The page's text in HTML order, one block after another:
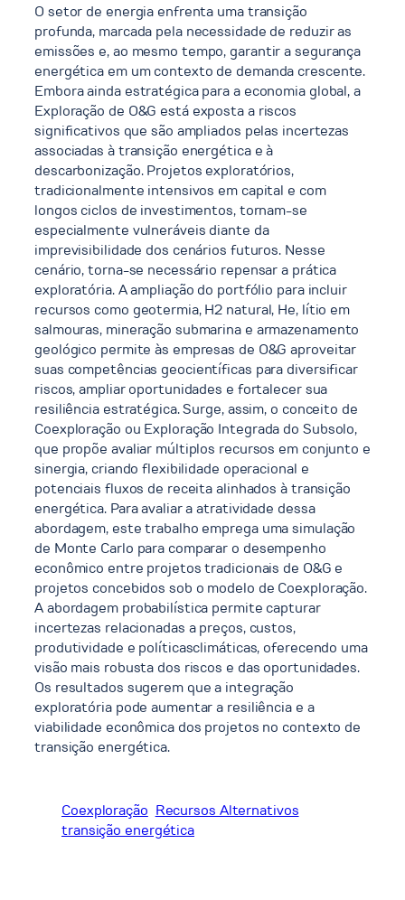
O setor de energia enfrenta uma transição
profunda, marcada pela necessidade de reduzir as
emissões e, ao mesmo tempo, garantir a segurança
energética em um contexto de demanda crescente.
Embora ainda estratégica para a economia global, a
Exploração de O&G está exposta a riscos
significativos que são ampliados pelas incertezas
associadas à transição energética e à
descarbonização. Projetos exploratórios,
tradicionalmente intensivos em capital e com
longos ciclos de investimentos, tornam-se
especialmente vulneráveis diante da
imprevisibilidade dos cenários futuros. Nesse
cenário, torna-se necessário repensar a prática
exploratória. A ampliação do portfólio para incluir
recursos como geotermia, H2 natural, He, lítio em
salmouras, mineração submarina e armazenamento
geológico permite às empresas de O&G aproveitar
suas competências geocientíficas para diversificar
riscos, ampliar oportunidades e fortalecer sua
resiliência estratégica. Surge, assim, o conceito de
Coexploração ou Exploração Integrada do Subsolo,
que propõe avaliar múltiplos recursos em conjunto e
sinergia, criando flexibilidade operacional e
potenciais fluxos de receita alinhados à transição
energética. Para avaliar a atratividade dessa
abordagem, este trabalho emprega uma simulação
de Monte Carlo para comparar o desempenho
econômico entre projetos tradicionais de O&G e
projetos concebidos sob o modelo de Coexploração.
A abordagem probabilística permite capturar
incertezas relacionadas a preços, custos,
produtividade e políticasclimáticas, oferecendo uma
visão mais robusta dos riscos e das oportunidades.
Os resultados sugerem que a integração
exploratória pode aumentar a resiliência e a
viabilidade econômica dos projetos no contexto de
transição energética.
Coexploração Recursos Alternativos
transição energética